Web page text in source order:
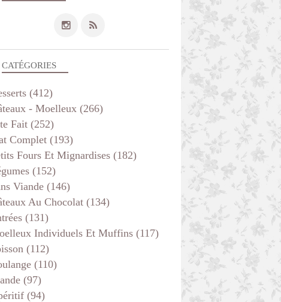
CATÉGORIES
(412)
- Moelleux (266)
Fait (252)
Complet (193)
Fours Et Mignardises (182)
(152)
Viande (146)
Au Chocolat (134)
(131)
Individuels Et Muffins (117)
(112)
(110)
(97)
(94)